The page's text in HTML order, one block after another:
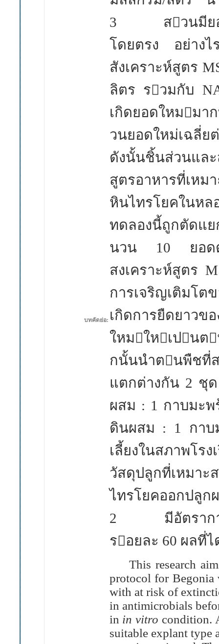
บทคัดย่อ:
3 สวนมี
โดยตรง อย่างไ
สังเคราะห์สูตร
ลิตร รวมกับ
เกิดยอดใหมม
วนยอดใหม่เฉลี่
ดังนั้นชิ้นส่วนแล
สูตรอาหารที่เหม
หินไทรโยคในหล
ทดลองนี้ถูกตัดแย
นวน 10 ยอ
สงเคราะห์สูตร
การเจริญเติมโต
เกิดการยืดยาวข
ใหมใหเปน
กนั้นนําตนพืชที่
แตกต่างกัน 2 ชุ
ผสม : 1 กาบมะ
ดินผสม : 1 กา
เลี้ยงในสภาพโร
วัสดุปลูกที่เหมาะ
ไทรโยคออกปลูก
2 มีอัตรา
รอยละ 60 ผลที่ไ
This research
protocol for Begonia
with at risk of
in antimicrobials
in in vitro condition.
suitable explant